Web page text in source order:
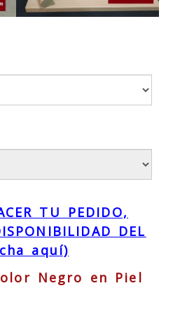
TU PEDIDO,
DEL
aquí)
Negro en Piel